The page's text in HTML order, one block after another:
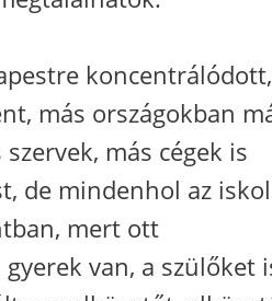
más országokban
más cégek is
de mindenhol az
mert ott
van, a szülőket